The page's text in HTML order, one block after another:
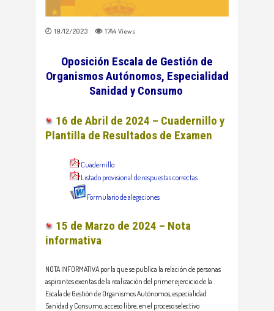
19/12/2023 1744 Views
Oposición Escala de Gestión de
Organismos Autónomos, Especialidad
Sanidad y Consumo
16 de Abril de 2024 – Cuadernillo y
Plantilla de Resultados de Examen
Cuadernillo
Listado provisional de respuestas correctas
Formulario de alegaciones
15 de Marzo de 2024 – Nota
informativa
NOTA INFORMATIVA por la que se publica la relación de personas
aspirantes exentas de la realización del primer ejercicio de la
Escala de Gestión de Organismos Autónomos, especialidad
Sanidad y Consumo, acceso libre, en el proceso selectivo